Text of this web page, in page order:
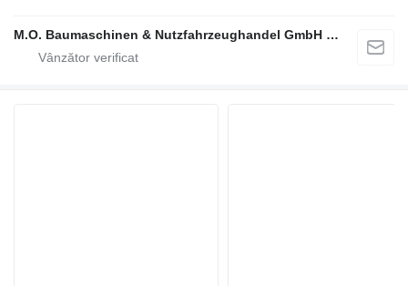
M.O. Baumaschinen & Nutzfahrzeughandel GmbH & CO.